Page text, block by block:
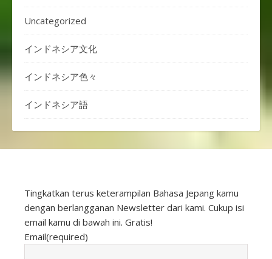
Uncategorized
インドネシア文化
インドネシア色々
インドネシア語
Tingkatkan terus keterampilan Bahasa Jepang kamu
dengan berlangganan Newsletter dari kami. Cukup isi
email kamu di bawah ini. Gratis!
Email(required)